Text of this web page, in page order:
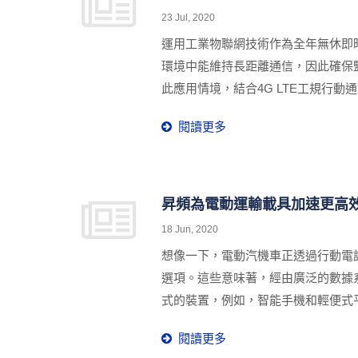
23 Jul, 2020
運用工業物聯網技術作為全年無休
環境中能維持長距離通信，因此確
此應用情境，結合4G LTE工規行動
閱讀更多
昇頻為電動運輸載具加速更高
18 Jun, 2020
想像一下，電動汽機車正透過行動
選項。這些意味著，經由廣泛的數
式的裝置，例如，智能手機和輕便
並將其連接至發電廠配電所，進行
閱讀更多